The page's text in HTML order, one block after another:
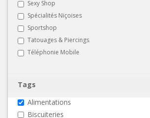
Sexy Shop
Spécialités Niçoises
Sportshop
Tatouages & Piercings
Téléphonie Mobile
Tags
Alimentations
Biscuiteries